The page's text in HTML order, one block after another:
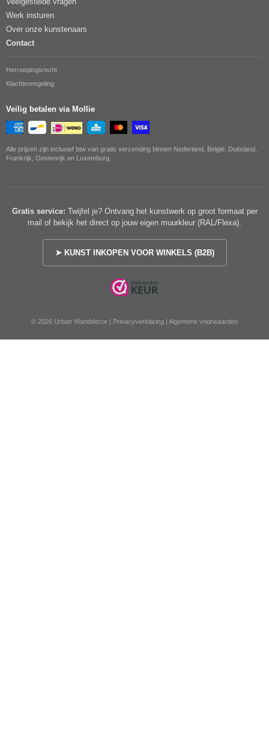
Werk insturen
Over onze kunstenaars
Contact
Herroepingsrecht
Klachtenregeling
Veilig betalen via Mollie
Alle prijzen zijn inclusief btw van gratis verzending binnen Nederland, België, Duitsland,
Frankrijk, Oostenrijk en Luxemburg.
Gratis service: Twijfel je? Ontvang het kunstwerk op groot formaat per
mail of bekijk het direct op jouw eigen muurkleur (RAL/Flexa).
➤ KUNST INKOPEN VOOR WINKELS (B2B)
© 2026 Urban Wanddecor | Privacyverklaring | Algemene voorwaarden